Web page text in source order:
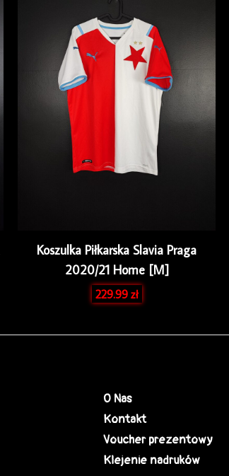
Koszulka Piłkarska Slavia Praga
2020/21 Home [M]
229.99zł
O Nas
Kontakt
Voucher prezentowy
Klejenie nadruków